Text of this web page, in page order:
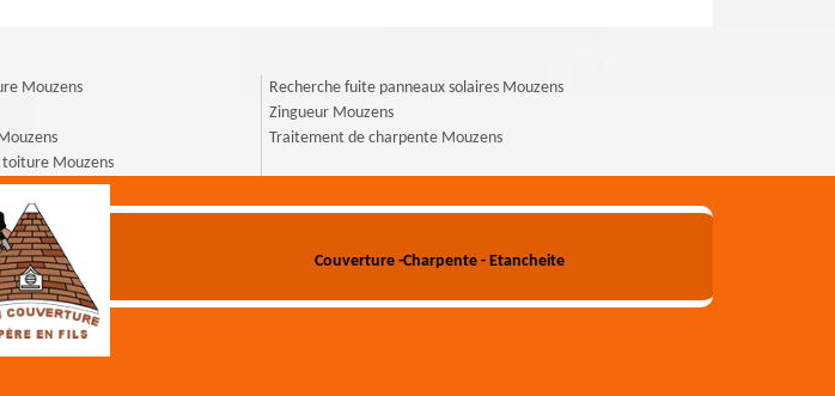
Mouzens
Mouzens
Recherche fuite panneaux solaires Mouzens
Zingueur Mouzens
Traitement de charpente Mouzens
Couverture -Charpente - Etancheite